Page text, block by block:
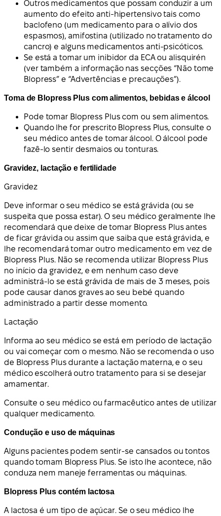
Outros medicamentos que possam conduzir a um
aumento do efeito anti-hipertensivo tais como
baclofeno (um medicamento para o alívio dos
espasmos), amifostina (utilizado no tratamento do
cancro) e alguns medicamentos anti-psicóticos.
Se está a tomar um inibidor da ECA ou alisquirén
(ver também a informação nas secções “Não tome
Blopress” e “Advertências e precauções”).
Toma de Blopress Plus com alimentos, bebidas e álcool
Pode tomar Blopress Plus com ou sem alimentos.
Quando lhe for prescrito Blopress Plus, consulte o
seu médico antes de tomar álcool. O álcool pode
fazê-lo sentir desmaios ou tonturas.
Gravidez, lactação e fertilidade
Gravidez
Deve informar o seu médico se está grávida (ou se
suspeita que possa estar). O seu médico geralmente lhe
recomendará que deixe de tomar Blopress Plus antes
de ficar grávida ou assim que saiba que está grávida, e
lhe recomendará tomar outro medicamento em vez de
Blopress Plus. Não se recomenda utilizar Blopress Plus
no início da gravidez, e em nenhum caso deve
administrá-lo se está grávida de mais de 3 meses, pois
pode causar danos graves ao seu bebé quando
administrado a partir desse momento.
Lactação
Informa ao seu médico se está em período de lactação
ou vai começar com o mesmo. Não se recomenda o uso
de Blopress Plus durante a lactação materna, e o seu
médico escolherá outro tratamento para si se desejar
amamentar.
Consulte o seu médico ou farmacêutico antes de utilizar
qualquer medicamento.
Condução e uso de máquinas
Alguns pacientes podem sentir-se cansados ou tontos
quando tomam Blopress Plus. Se isto lhe acontece, não
conduza nem maneje ferramentas ou máquinas.
Blopress Plus contém lactosa
A lactosa é um tipo de açúcar. Se o seu médico lhe